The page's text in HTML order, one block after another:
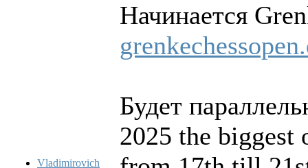
Vladimirovich
Начинается
Будет
2025 the biggest